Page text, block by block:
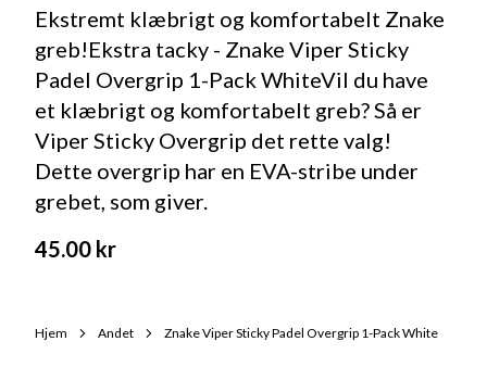
Ekstremt klæbrigt og komfortabelt Znake
greb!Ekstra tacky - Znake Viper Sticky
Padel Overgrip 1-Pack WhiteVil du have
et klæbrigt og komfortabelt greb? Så er
Viper Sticky Overgrip det rette valg!
Dette overgrip har en EVA-stribe under
grebet, som giver.
45.00 kr
Hjem Andet Znake Viper Sticky Padel Overgrip 1-Pack White